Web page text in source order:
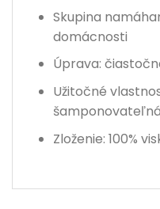
Skupina
domácnosti
Úprava:
Užitočné
Zloženie: 100%